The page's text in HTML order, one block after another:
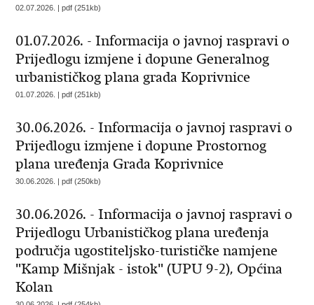
02.07.2026. | pdf (251kb)
01.07.2026. - Informacija o javnoj raspravi o
Prijedlogu izmjene i dopune Generalnog
urbanističkog plana grada Koprivnice
01.07.2026. | pdf (251kb)
30.06.2026. - Informacija o javnoj raspravi o
Prijedlogu izmjene i dopune Prostornog
plana uređenja Grada Koprivnice
30.06.2026. | pdf (250kb)
30.06.2026. - Informacija o javnoj raspravi o
Prijedlogu Urbanističkog plana uređenja
područja ugostiteljsko-turističke namjene
"Kamp Mišnjak - istok" (UPU 9-2), Općina
Kolan